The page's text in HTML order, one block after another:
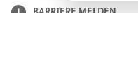
BARRIERE MELDEN